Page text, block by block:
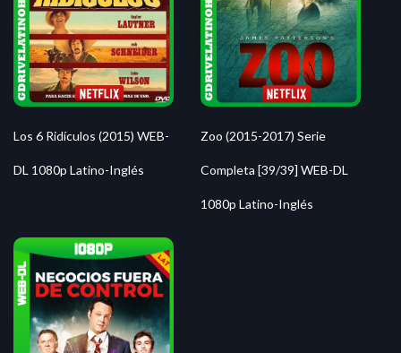
Los 6 Ridículos (2015) WEB-
DL 1080p Latino-Inglés
Zoo (2015-2017) Serie
Completa [39/39] WEB-DL
1080p Latino-Inglés